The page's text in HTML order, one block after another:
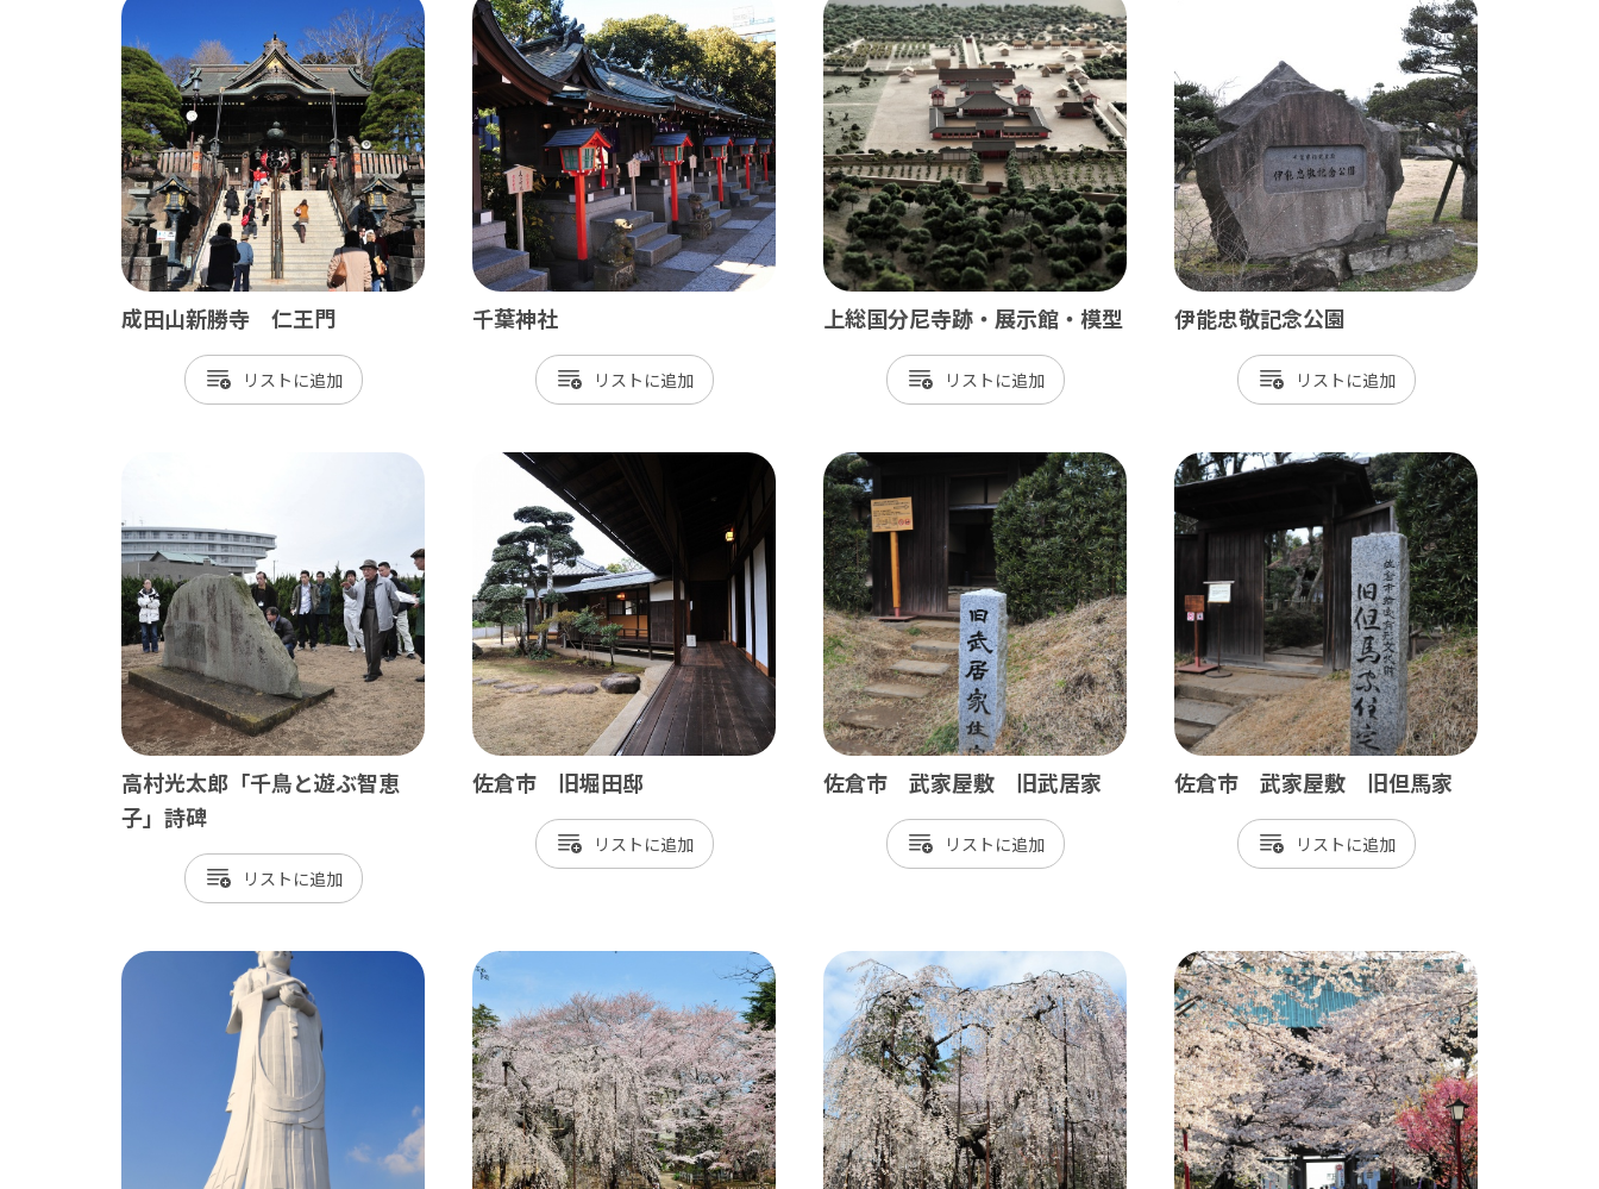
香取市
酒々井町
栄町
神崎町
多古町
東庄町
芝山町
一宮町
睦沢町
長生村
白子町
長柄町
長南町
南房総
南房総市
いすみ市
大多喜町
御宿町
鋸南町
かずさ・臨海
君津市
富津市
袖ケ浦市
市原市
成田山新勝寺 仁王門
リスト
千葉神社
リスト
上総国分尼寺跡・展示館・模型
リスト
伊能忠敬記念公園
リスト
高村光太郎「千鳥と遊ぶ智恵
子」詩碑
リスト
佐倉市 旧堀田邸
リスト
佐倉市 武家屋敷 旧武居家
リスト
佐倉市 武家屋敷 旧但馬家
リスト